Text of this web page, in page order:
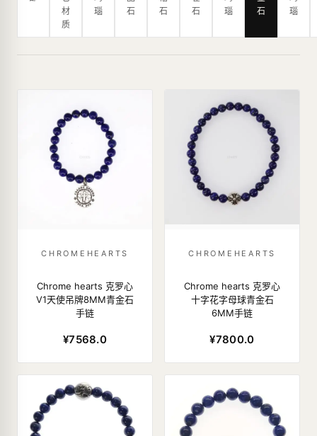
材
质
瑙
石
石
石
瑙
石
瑙
CHROMEHEARTS
Chrome hearts 克罗心
V1天使吊牌8MM青金石
手链
¥7568.0
CHROMEHEARTS
Chrome hearts 克罗心
十字花字母球青金石
6MM手链
¥7800.0